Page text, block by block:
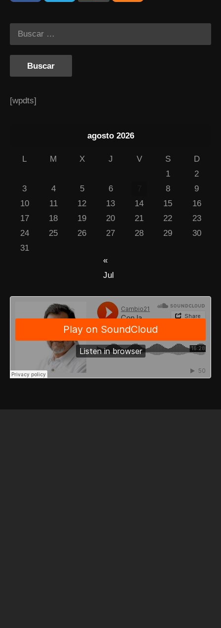
[wpdts]
agosto 2026
L M X J V S
D
1
2
3
4 5 6 8
9
10
11 12 13 14 15
16
17
18 19 20 21 22
23
24
25 26 27 28 29
30
31
«
Jul